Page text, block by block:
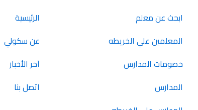
ابحث عن معلم
المعلمين علي الخريطه
خصومات المدارس
المدارس
الرئيسية
عن سكولي
آخر الأخبار
اتصل بنا